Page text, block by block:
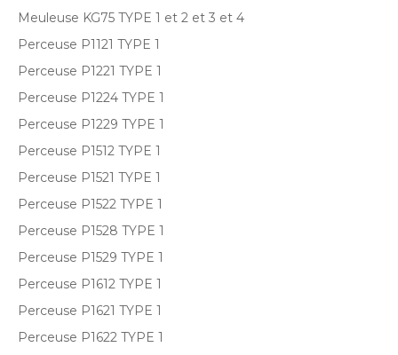
Meuleuse KG75 TYPE 1 et 2 et 3 et 4
Perceuse P1121 TYPE 1
Perceuse P1221 TYPE 1
Perceuse P1224 TYPE 1
Perceuse P1229 TYPE 1
Perceuse P1512 TYPE 1
Perceuse P1521 TYPE 1
Perceuse P1522 TYPE 1
Perceuse P1528 TYPE 1
Perceuse P1529 TYPE 1
Perceuse P1612 TYPE 1
Perceuse P1621 TYPE 1
Perceuse P1622 TYPE 1